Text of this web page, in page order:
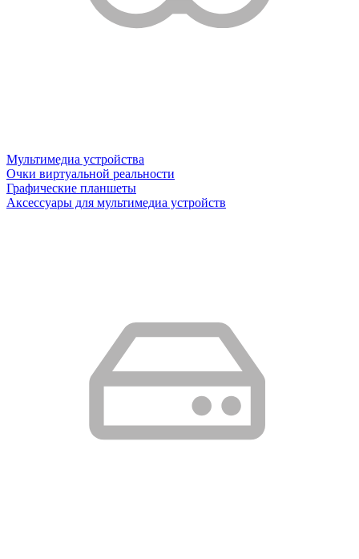
Мультимедиа устройства
Очки виртуальной реальности
Графические планшеты
Аксессуары для мультимедиа устройств